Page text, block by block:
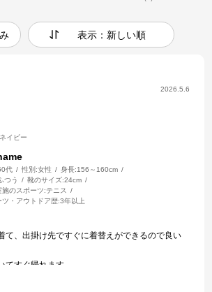
表示：新しい順
2026.5.6
イビー
代 性別:女性 身長:156～160cm
ふつう 靴のサイズ:24cm
施のスポーツ:テニス
ツ・アウトドア歴:3年以上
て、出掛け先ですぐに着替えができるので良い
てすぐ帰れます。
気に入りました。